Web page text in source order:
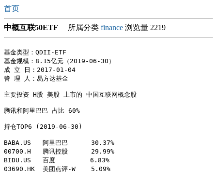
首页
中概互联50ETF 所属分类 finance 浏览量 2219
基金类型：QDII-ETF
基金规模：8.15亿元（2019-06-30）
成 立 日：2017-01-04
管 理 人：易方达基金
主要投资 H股 美股 上市的 中国互联网概念股
腾讯和阿里巴巴 占比 60%
持仓TOP6 (2019-06-30)
BABA.US	  阿里巴巴      30.37%
00700.H   腾讯控股      29.99%
BIDU.US	  百度         6.83%
03690.HK  美团点评-W    5.09%